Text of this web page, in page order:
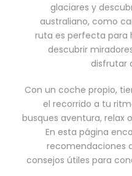
glaciares y
australiano, como
ruta es perfecta para
descubrir
disfrutar
Con un coche propio,
el recorrido a tu
busques aventura, relax
En esta página
recomendaciones
consejos útiles para